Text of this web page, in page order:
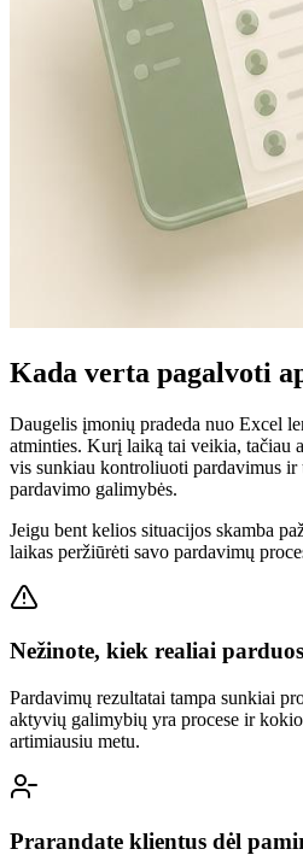
Kada verta pagalvoti
Daugelis įmonių pradeda nuo Excel
atminties. Kurį laiką tai veikia, tačiau
vis sunkiau kontroliuoti pardavimus ir
pardavimo galimybės.
Jeigu bent kelios situacijos skamba
laikas peržiūrėti savo pardavimų
Nežinote, kiek realiai
Pardavimų rezultatai tampa sunkiai
aktyvių galimybių yra procese ir
artimiausiu metu.
Prarandate klientus dėl